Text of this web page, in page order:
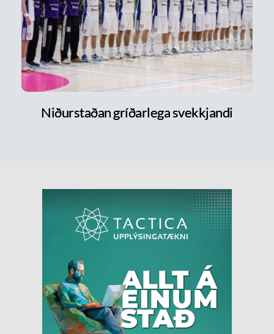
Niðurstaðan gríðarlega svekkjandi